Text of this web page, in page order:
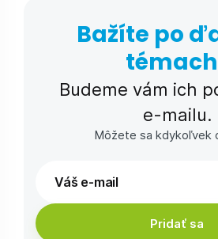
Bažíte po
Budeme vám ich
e-⁠mailu.
Môžete sa kdykoľvek
Pridať sa